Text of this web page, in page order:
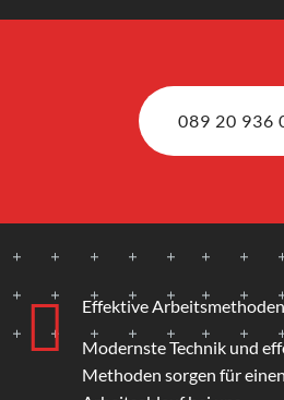
089 20 936
Effektive Arbeitsmethoden
Modernste Technik und
Methoden sorgen für